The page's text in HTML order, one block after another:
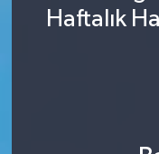
Haftalık
BİLİM VE
Tüm Manşetler
Son Dakika